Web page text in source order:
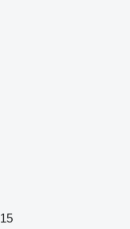
15